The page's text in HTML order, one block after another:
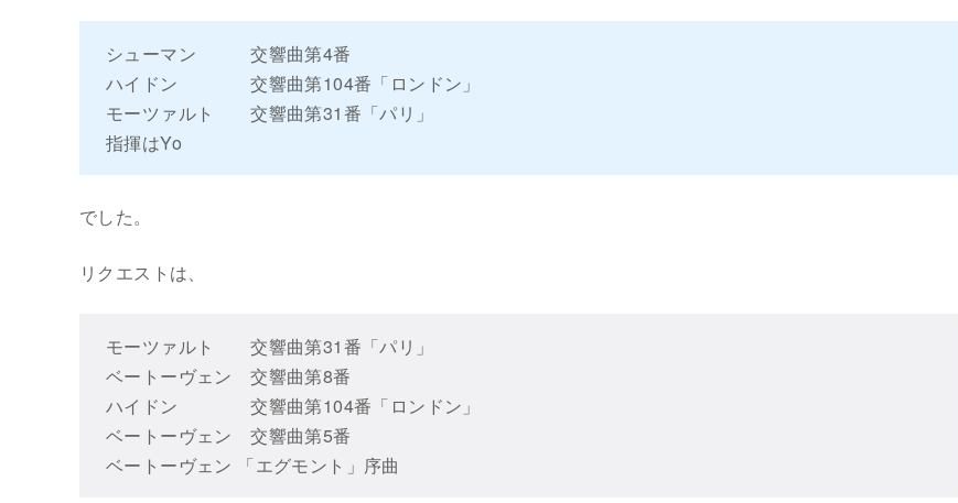
シューマン 交響曲第4番
ハイドン 交響曲第104番「ロンドン」
モーツァルト 交響曲第31番「パリ」
指揮はYo
でした。
リクエストは、
モーツァルト 交響曲第31番「パリ」
ベートーヴェン 交響曲第8番
ハイドン 交響曲第104番「ロンドン」
ベートーヴェン 交響曲第5番
ベートーヴェン 「エグモント」序曲